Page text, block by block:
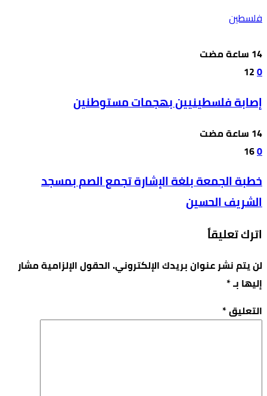
فلسطين
0
12
إصابة فلسطينيين بهجمات مستوطنين
0
16
خطبة الجمعة بلغة الإشارة تجمع الصم بمسجد
الشريف الحسين
اترك تعليقاً
لن يتم نشر عنوان بريدك الإلكتروني.الحقول الإلزامية مشار
إليها بـ*
التعليق*